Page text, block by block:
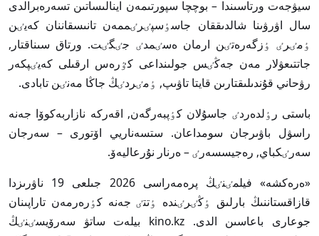
سيۋجەت ورتاسىندا – بوچچا سپورتىمەن اينالىساتىن تسەرەبرالدى
سال اۋرۋىنا شالدىققان جاسٶسپٸرٸممەن تانىسقاننان كەيٸن
ٶمٸرٸ ٶزگەرەتٸن ارمان ەسٸمدٸ جٸگٸت. ورتاق سىناقتار,
جاتتىعۋلار مەن جەڭٸس جولىنداعى كٷرەس ارقىلى كەيٸپكەر
رۋحاني قۇندىلىقتارىن قايتا تاۋىپ, ٶمٸردٸڭ جاڭا مەنٸن تابادى.
باستى رٶلدەردٸ جاسۇلان كٶپبەرگەن, اقەركە نازاربەكوۆا جەنە
راسۋل باۋىرجان سومداعان. ستسەناريي اۆتورى – سەرجان
سەرٸكباي, رەجيسسەرٸ – ەرنار نۇرعاليەۆ.
«ەرەكشە» فيلمٸنٸڭ پرەمەراسى 2026 جىلعى 19 ناۋرىزدا
قازاقستاننىڭ بارلىق ٶڭٸرٸندە ٶتتٸ جەنە كٶرەرمەن تاراپىنان
جوعارى باعاسىن الدى. kino.kz بيلەت ساتۋ سەرۆيسٸنٸڭ